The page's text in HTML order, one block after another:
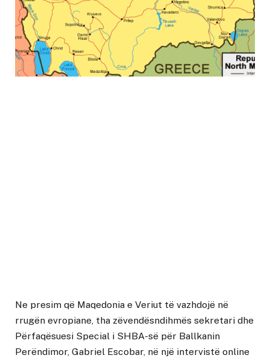
Ne presim që Maqedonia e Veriut të vazhdojë në
rrugën evropiane, tha zëvendësndihmës sekretari dhe
Përfaqësuesi Special i SHBA-së për Ballkanin
Perëndimor, Gabriel Escobar, në një intervistë online